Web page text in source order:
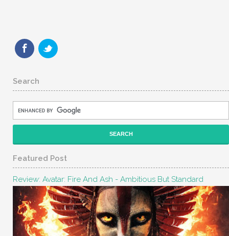
Search
Featured Post
Review: Avatar: Fire And Ash - Ambitious But Standard